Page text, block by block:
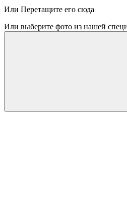
Или Перетащите его сюда
Или выберите фото из нашей